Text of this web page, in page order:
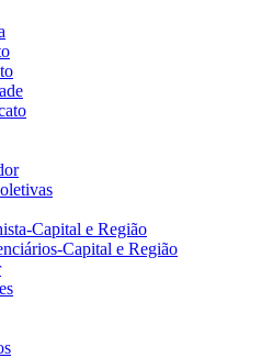
Capital e Região
Capital e Região